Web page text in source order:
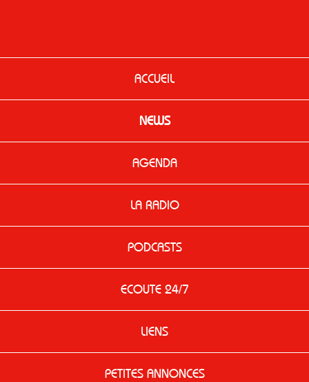
ACCUEIL
NEWS
AGENDA
LA RADIO
PODCASTS
ECOUTE 24/7
LIENS
PETITES ANNONCES